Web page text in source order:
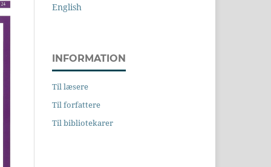
English
INFORMATION
Til læsere
Til forfattere
Til bibliotekarer